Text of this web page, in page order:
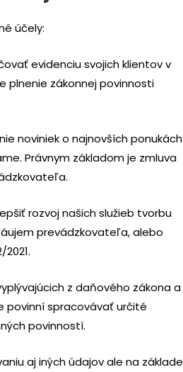
účely:
evidenciu svojich klientov v
plnenie zákonnej povinnosti
noviniek o najnovších ponukách
Právnym základom je zmluva
rozvoj našich služieb tvorbu
prevádzkovateľa, alebo
z daňového zákona a
povinní spracovávať určité
povinností.
aj iných údajov ale na základe